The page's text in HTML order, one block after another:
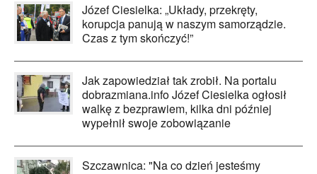
Józef Ciesielka: „Układy, przekręty,
korupcja panują w naszym samorządzie.
Czas z tym skończyć!”
Jak zapowiedział tak zrobił. Na portalu
dobrazmiana.info Józef Ciesielka ogłosił
walkę z bezprawiem, kilka dni później
wypełnił swoje zobowiązanie
Szczawnica: "Na co dzień jesteśmy